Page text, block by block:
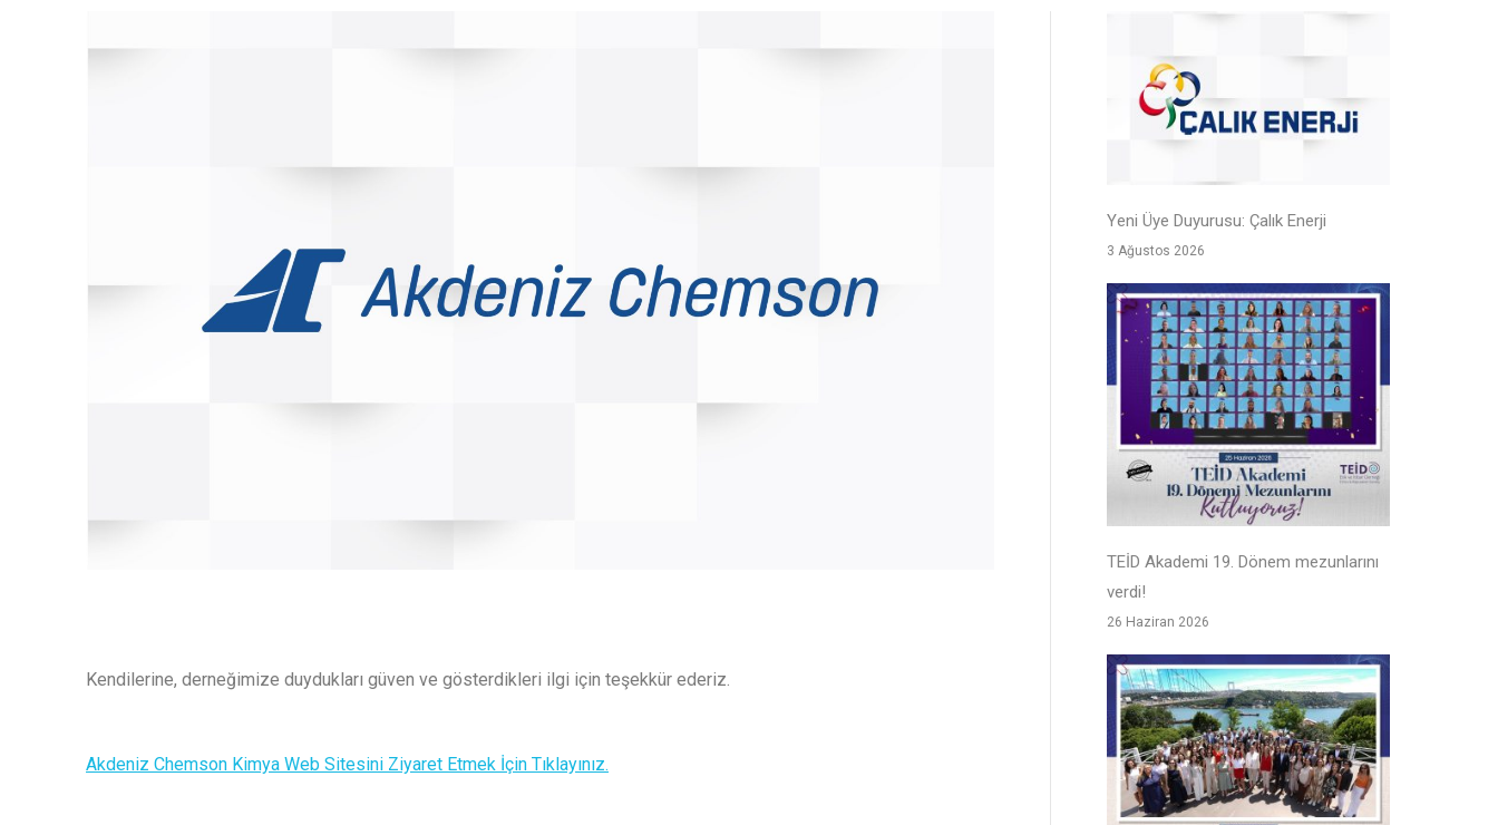
Kendilerine, derneğimize duydukları güven ve gösterdikleri ilgi için teşekkür ederiz.
Akdeniz Chemson Kimya Web Sitesini Ziyaret Etmek İçin Tıklayınız.
Yeni Üye Duyurusu: Çalık Enerji
3 Ağustos 2026
TEİD Akademi 19. Dönem mezunlarını
verdi!
26 Haziran 2026